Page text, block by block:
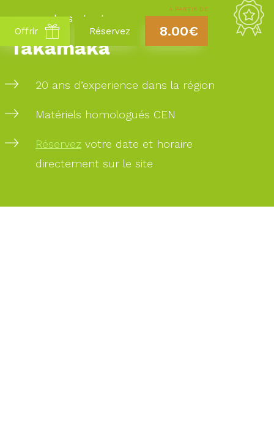
Les atouts
Takamaka
20 ans d’experience dans la région
Matériels homologués CEN
Réservez votre date et horaire
directement sur le site
Offrir Réservez
À PARTIR DE
8.00€
PAIEMENT